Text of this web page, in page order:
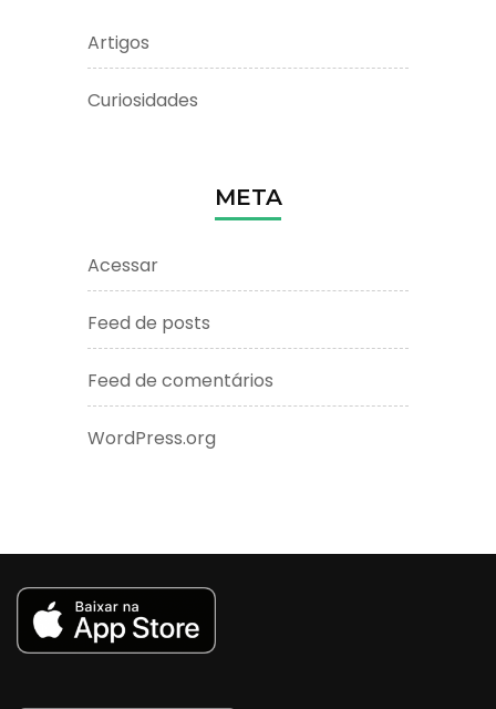
Artigos
Curiosidades
META
Acessar
Feed de posts
Feed de comentários
WordPress.org